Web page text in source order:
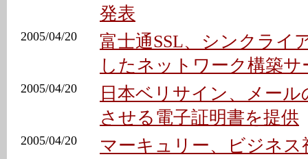
発表
2005/04/20
富士通SSL、シンクライ
したネットワーク構築サ
2005/04/20
日本ベリサイン、メー
させる電子証明書を提供
2005/04/20
マーキュリー、ビジネ